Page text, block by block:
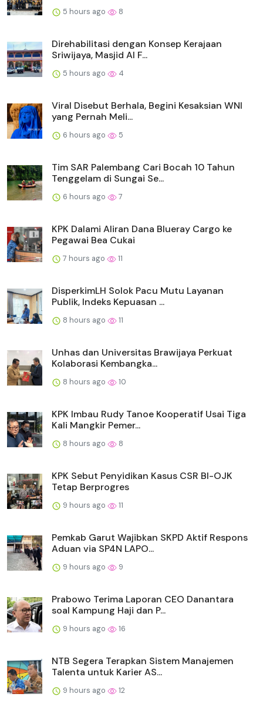
5 hours ago 8
Direhabilitasi dengan Konsep Kerajaan
Sriwijaya, Masjid Al F...
5 hours ago 4
Viral Disebut Berhala, Begini Kesaksian WNI
yang Pernah Meli...
6 hours ago 5
Tim SAR Palembang Cari Bocah 10 Tahun
Tenggelam di Sungai Se...
6 hours ago 7
KPK Dalami Aliran Dana Blueray Cargo ke
Pegawai Bea Cukai
7 hours ago 11
DisperkimLH Solok Pacu Mutu Layanan
Publik, Indeks Kepuasan ...
8 hours ago 11
Unhas dan Universitas Brawijaya Perkuat
Kolaborasi Kembangka...
8 hours ago 10
KPK Imbau Rudy Tanoe Kooperatif Usai Tiga
Kali Mangkir Pemer...
8 hours ago 8
KPK Sebut Penyidikan Kasus CSR BI-OJK
Tetap Berprogres
9 hours ago 11
Pemkab Garut Wajibkan SKPD Aktif Respons
Aduan via SP4N LAPO...
9 hours ago 9
Prabowo Terima Laporan CEO Danantara
soal Kampung Haji dan P...
9 hours ago 16
NTB Segera Terapkan Sistem Manajemen
Talenta untuk Karier AS...
9 hours ago 12